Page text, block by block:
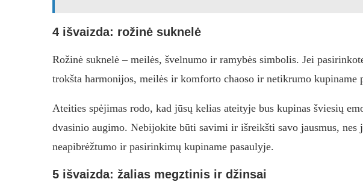
4 išvaizda: rožinė suknelė
Rožinė suknelė – meilės, švelnumo ir ramybės simbolis. Jei
trokšta harmonijos, meilės ir komforto chaoso ir netikrumo kupiname
Ateities spėjimas rodo, kad jūsų kelias ateityje bus kupinas šviesių
dvasinio augimo. Nebijokite būti savimi ir išreikšti savo jausmus, nes
neapibrėžtumo ir pasirinkimų kupiname pasaulyje.
5 išvaizda: žalias megztinis ir džinsai